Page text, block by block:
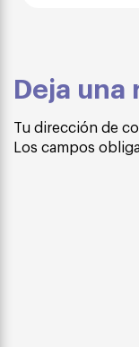
Deja una
Tu dirección de
Los campos